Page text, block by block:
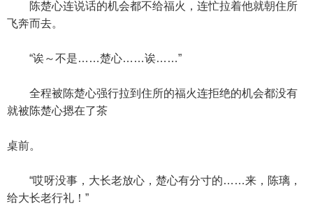
陈楚心连说话的机会都不给福火，连忙拉着他就朝住所
飞奔而去。
“诶～不是……楚心……诶……”
全程被陈楚心强行拉到住所的福火连拒绝的机会都没有
就被陈楚心摁在了茶
桌前。
“哎呀没事，大长老放心，楚心有分寸的……来，陈璃，
给大长老行礼！”